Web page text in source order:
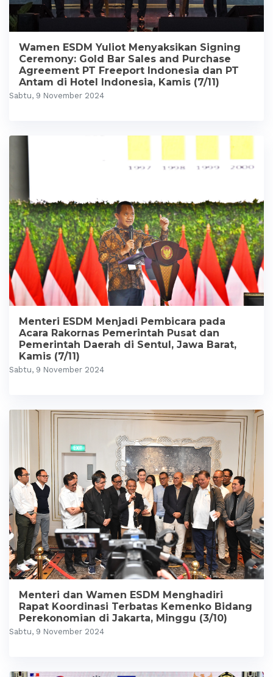
Wamen ESDM Yuliot Menyaksikan Signing
Ceremony: Gold Bar Sales and Purchase
Agreement PT Freeport Indonesia dan PT
Antam di Hotel Indonesia, Kamis (7/11)
Sabtu, 9 November 2024
Menteri ESDM Menjadi Pembicara pada
Acara Rakornas Pemerintah Pusat dan
Pemerintah Daerah di Sentul, Jawa Barat,
Kamis (7/11)
Sabtu, 9 November 2024
Menteri dan Wamen ESDM Menghadiri
Rapat Koordinasi Terbatas Kemenko Bidang
Perekonomian di Jakarta, Minggu (3/10)
Sabtu, 9 November 2024